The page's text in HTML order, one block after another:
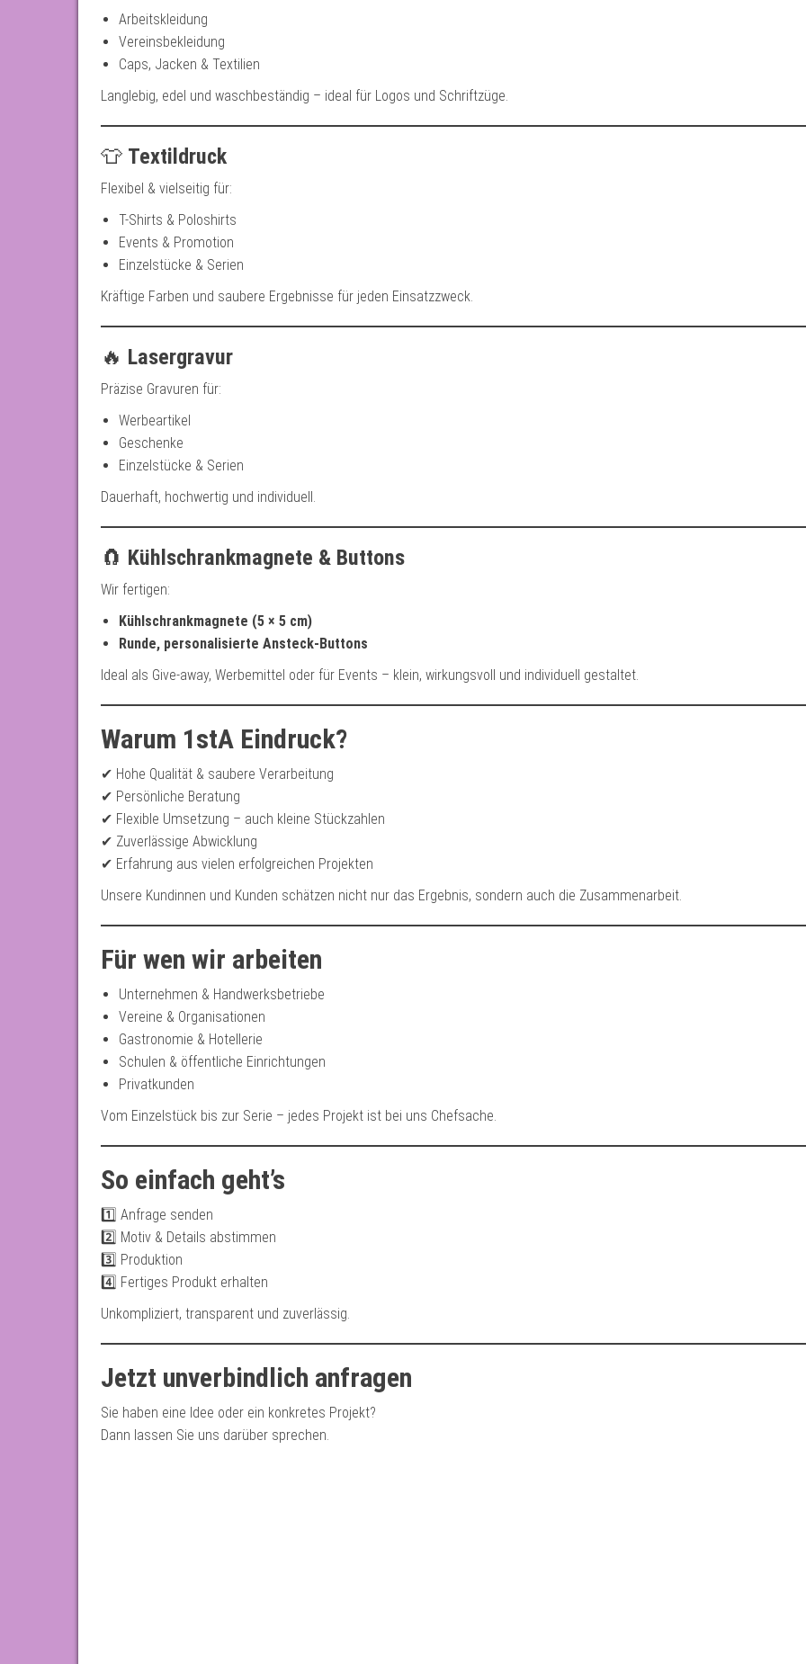
Arbeitskleidung
Vereinsbekleidung
Caps, Jacken & Textilien
Langlebig, edel und waschbeständig – ideal für Logos und Schriftzüge.
👕 Textildruck
Flexibel & vielseitig für:
T-Shirts & Poloshirts
Events & Promotion
Einzelstücke & Serien
Kräftige Farben und saubere Ergebnisse für jeden Einsatzzweck.
🔥 Lasergravur
Präzise Gravuren für:
Werbeartikel
Geschenke
Einzelstücke & Serien
Dauerhaft, hochwertig und individuell.
🧲 Kühlschrankmagnete & Buttons
Wir fertigen:
Kühlschrankmagnete (5 × 5 cm)
Runde, personalisierte Ansteck-Buttons
Ideal als Give-away, Werbemittel oder für Events – klein, wirkungsvoll und individuell gestaltet.
Warum 1stA Eindruck?
✔ Hohe Qualität & saubere Verarbeitung
✔ Persönliche Beratung
✔ Flexible Umsetzung – auch kleine Stückzahlen
✔ Zuverlässige Abwicklung
✔ Erfahrung aus vielen erfolgreichen Projekten
Unsere Kundinnen und Kunden schätzen nicht nur das Ergebnis, sondern auch die Zusammenarbeit.
Für wen wir arbeiten
Unternehmen & Handwerksbetriebe
Vereine & Organisationen
Gastronomie & Hotellerie
Schulen & öffentliche Einrichtungen
Privatkunden
Vom Einzelstück bis zur Serie – jedes Projekt ist bei uns Chefsache.
So einfach geht’s
1️⃣ Anfrage senden
2️⃣ Motiv & Details abstimmen
3️⃣ Produktion
4️⃣ Fertiges Produkt erhalten
Unkompliziert, transparent und zuverlässig.
Jetzt unverbindlich anfragen
Sie haben eine Idee oder ein konkretes Projekt?
Dann lassen Sie uns darüber sprechen.